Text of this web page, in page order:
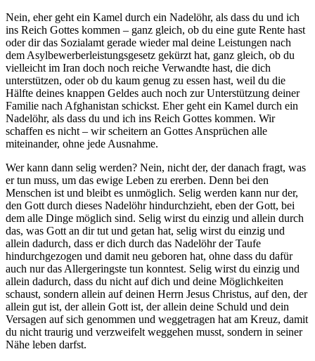
Nein, eher geht ein Kamel durch ein Nadelöhr, als dass du und ich
ins Reich Gottes kommen – ganz gleich, ob du eine gute Rente hast
oder dir das Sozialamt gerade wieder mal deine Leistungen nach
dem Asylbewerberleistungsgesetz gekürzt hat, ganz gleich, ob du
vielleicht im Iran doch noch reiche Verwandte hast, die dich
unterstützen, oder ob du kaum genug zu essen hast, weil du die
Hälfte deines knappen Geldes auch noch zur Unterstützung deiner
Familie nach Afghanistan schickst. Eher geht ein Kamel durch ein
Nadelöhr, als dass du und ich ins Reich Gottes kommen. Wir
schaffen es nicht – wir scheitern an Gottes Ansprüchen alle
miteinander, ohne jede Ausnahme.
Wer kann dann selig werden? Nein, nicht der, der danach fragt, was
er tun muss, um das ewige Leben zu ererben. Denn bei den
Menschen ist und bleibt es unmöglich. Selig werden kann nur der,
den Gott durch dieses Nadelöhr hindurchzieht, eben der Gott, bei
dem alle Dinge möglich sind. Selig wirst du einzig und allein durch
das, was Gott an dir tut und getan hat, selig wirst du einzig und
allein dadurch, dass er dich durch das Nadelöhr der Taufe
hindurchgezogen und damit neu geboren hat, ohne dass du dafür
auch nur das Allergeringste tun konntest. Selig wirst du einzig und
allein dadurch, dass du nicht auf dich und deine Möglichkeiten
schaust, sondern allein auf deinen Herrn Jesus Christus, auf den, der
allein gut ist, der allein Gott ist, der allein deine Schuld und dein
Versagen auf sich genommen und weggetragen hat am Kreuz, damit
du nicht traurig und verzweifelt weggehen musst, sondern in seiner
Nähe leben darfst.